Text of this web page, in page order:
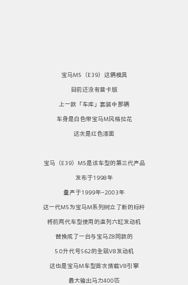
宝马M5（E39）这辆模具
目前还没有普卡版
上一款「车库」套装中那辆
车身是白色带宝马M风格拉花
这次是红色漆面
宝马（E39）M5是该车型的第三代产品
发布于1998年
量产于1999年-2003年
这一代M5为宝马M系列树立了新的标杆
将前两代车型使用的直列六缸发动机
替换成了一台与宝马Z8同款的
5.0升代号S62的全铝V8发动机
这也是宝马M车型首次搭载V8引擎
最大输出马力400匹